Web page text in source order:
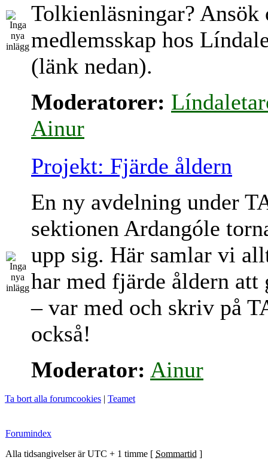
Tolkienläsningar? Ansök
medlemsskap hos
(länk nedan).
Moderatorer:
Ainur
Projekt: Fjärde åldern
En ny avdelning under
sektionen Ardangóle
upp sig. Här samlar vi
har med fjärde åldern att
– var med och skriv på
också!
Moderator: Ainur
Ta bort alla forumcookies | Teamet
Forumindex
Alla tidsangivelser är UTC + 1 timme [ Sommartid ]